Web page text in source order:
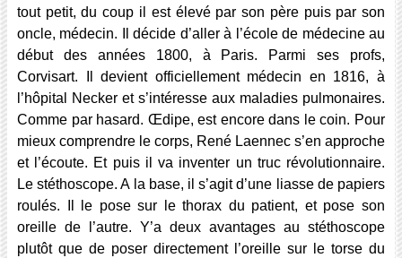
tout petit, du coup il est élevé par son père puis par son
oncle, médecin. Il décide d’aller à l’école de médecine au
début des années 1800, à Paris. Parmi ses profs,
Corvisart. Il devient officiellement médecin en 1816, à
l’hôpital Necker et s’intéresse aux maladies pulmonaires.
Comme par hasard. Œdipe, est encore dans le coin. Pour
mieux comprendre le corps, René Laennec s’en approche
et l’écoute. Et puis il va inventer un truc révolutionnaire.
Le stéthoscope. A la base, il s’agit d’une liasse de papiers
roulés. Il le pose sur le thorax du patient, et pose son
oreille de l’autre. Y’a deux avantages au stéthoscope
plutôt que de poser directement l’oreille sur le torse du